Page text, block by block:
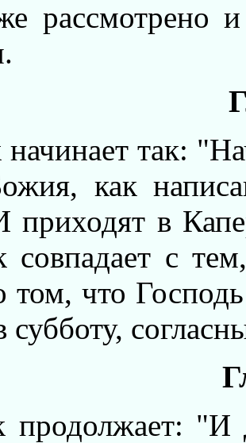
рассмотрено
так:
как
приходят в
совпадает с
том, что
субботу,
продолжает: "И